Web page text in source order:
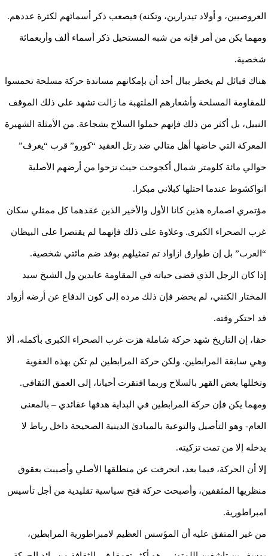
العروصيين، و أولاد تيدرارين، وتكنه) فيصعب ذكر أسمائهم لكثرة عددهم.
ومهما يكن من أمر فإنه من شبه المستحيل ذكر أسماء ألف وأربعمائة
شخصية.
هناك قبائل لم يخطر ببال أحد أن بإمكانهم مساندة حركة مسلحة تحمسوا
للمقاومة المسلحة وأشعارهم الملتهبة ما زالت تشهد على ذلك الموقف
النبيل، بل أكثر من ذلك فإنهم حملوا السلاح بشجاعة. من الأمثلة الشهيرة
المعركة التي خاضها أهل متالي ضد رتل العقيد “كورو” قرب “يغرف”
حوالي مائة كلومتر شمال أكجوجت حيث نزحوا من أرضهم الأصلية
انواكشوط عندما احتلها كبلاني مبكرا.
مؤتمري اصماره هذين كانا الأول والأخير الذين عقدهما كل ممثلي سكان
غرب الصحراء الكبرى. وعلاوة على ذلك فإنهما لم يقتصرا على البيظان
“العرب” بل إن طوارق ازاواد تم تمثيلهم بوفد ضم مائتي شخصية.
إذا كان الرجل الذي قضى حياته في المقاومة عابدين ول الشيخ سيد
المختار الكنتي، لم يحضر فإن ذلك مرده إلى كون الدفاع عن أرضه أزواد
قد احتكر وقته.
حقا، إن التاريخ شهد حركة شاملة هزت غرب الصحراء الكبرى بأكمله، ألا
وهي سابقة المرابطين. ولكن حركة المرابطين لم تكن بهذه العفوية
وتخللها بعض القهر بالسلاح وربما افتقرت أحيانا، إلى العمق الثقافي.
ومهما يكن فإن حركة المرابطين في البداية هدفها عقائدي – بالمعنى
العام- وهو التأصيل والتوعية بالمبادئ الدينية الصحيحة داخل رباط لا
يدخله إلا من تمت تزكيته.
إلا أن الحركة، فيما بعد، انحرفت عن منطلقها الأصلي وأصيبت بعقوق
منظريها المثقفين، وأصبحت حركة فتح سياسية تقليدية من أجل تأسيس
امبراطورية.
من غير المتفق عليه أن المؤسس العظيم لامبراطورية المرابطين،